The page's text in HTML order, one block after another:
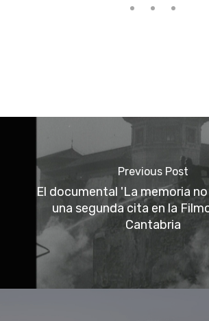
Previous Post
El documental 'La memoria
una segunda cita en la
Cantabria